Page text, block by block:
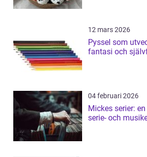
12 mars 2026
Pyssel som
fantasi och
04 februari 2026
Mickes serier:
serie- och